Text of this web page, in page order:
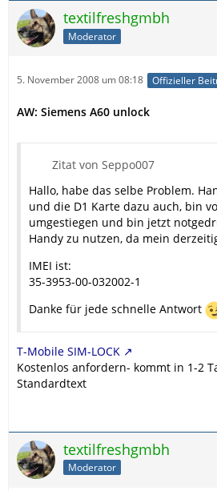
textilfreshgmbh
Moderator
5. November 2008 um 08:18 Offizieller
AW: Siemens A60 unlock
Zitat von Seppo007
Hallo, habe das selbe Problem.
und die D1 Karte dazu auch, bin
umgestiegen und bin jetzt
Handy zu nutzen, da mein
IMEI ist:
35-3953-00-032002-1
Danke für jede schnelle Antwort
T-Mobile SIM-LOCK
Kostenlos anfordern- kommt in 1-2
Standardtext
textilfreshgmbh
Moderator